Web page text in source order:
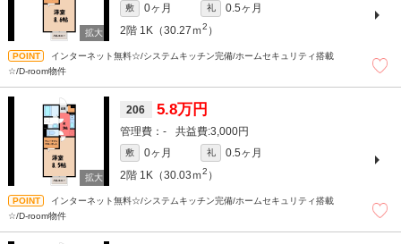
敷 0ヶ月 礼
0.5ヶ月
2階 1K（30.27ｍ2 ）
インターネット無料☆/システムキッチン完備/ホームセキュリティ搭載
☆/D-room物件
206 5.8万円
- 3,000円
敷 0ヶ月 礼
0.5ヶ月
2階 1K（30.03ｍ2 ）
インターネット無料☆/システムキッチン完備/ホームセキュリティ搭載
☆/D-room物件